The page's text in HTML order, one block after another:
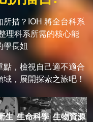
措？IOH 將全台科系
理科系所需的核心能
學長姐
，檢視自己適不適合
域，展開探索之旅吧！
生 生命科學 生物資源